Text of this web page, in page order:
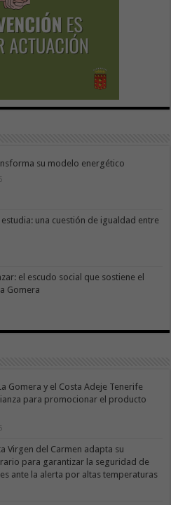
su modelo energético
una cuestión de igualdad entre
el escudo social que sostiene el
Gomera
Gomera y el Costa Adeje Tenerife
para promocionar el producto
Virgen del Carmen adapta su
para garantizar la seguridad de
ante la alerta por altas temperaturas